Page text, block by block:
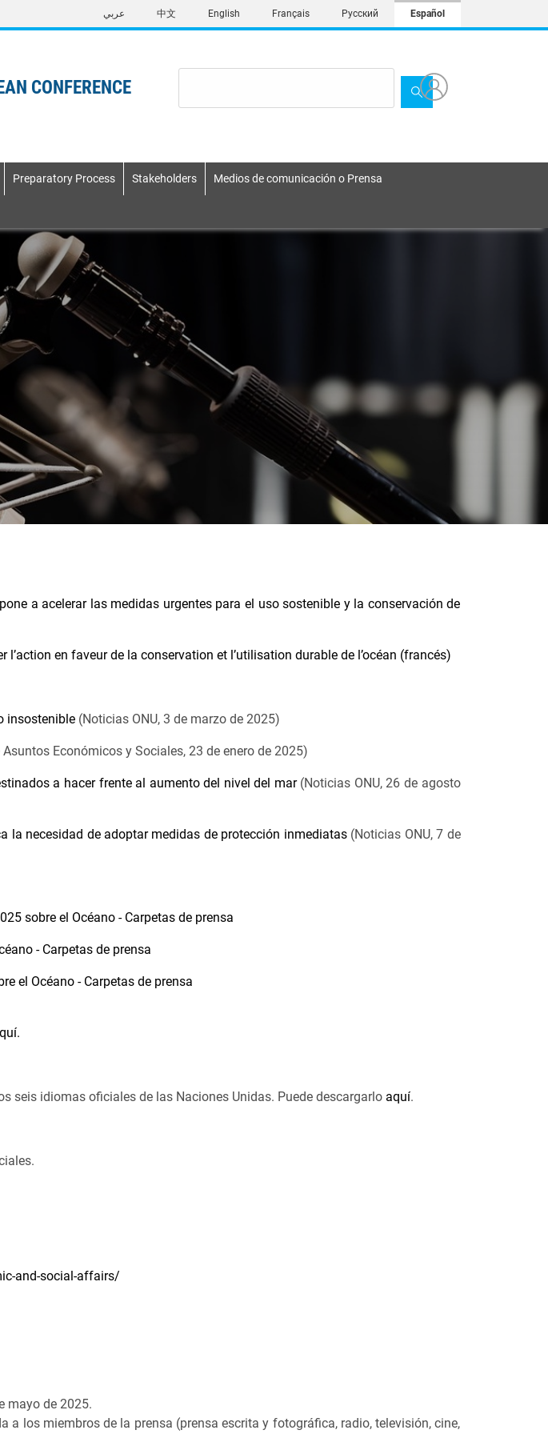
to
عربي 中文 English Français Русский Español
CONFERENCE
Preparatory Process Stakeholders Medios de comunicación o Prensa
a acelerar las medidas urgentes para el uso sostenible y la conservación de
en faveur de la conservation et l’utilisation durable de l’océan (francés)
insostenible(Noticias ONU, 3 de marzo de 2025)
Económicos y Sociales, 23 de enero de 2025)
a hacer frente al aumento del nivel del mar(Noticias ONU, 26 de agosto
la necesidad de adoptar medidas de protección inmediatas(Noticias ONU, 7 de
sobre el Océano - Carpetas de prensa
- Carpetas de prensa
el Océano - Carpetas de prensa
seis idiomas oficiales de las Naciones Unidas. Puede descargarlo aquí.
and-social-affairs/
mayo de 2025.
los miembros de la prensa (prensa escrita y fotográfica, radio, televisión, cine,